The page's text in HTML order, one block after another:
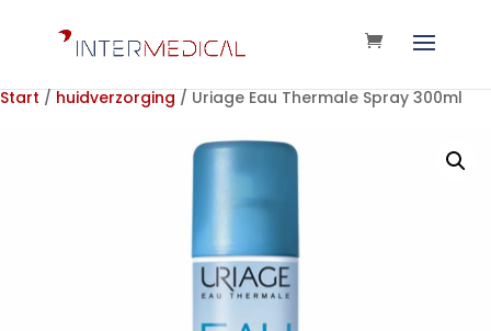
Start / huidverzorging / Uriage Eau Thermale Spray 300ml